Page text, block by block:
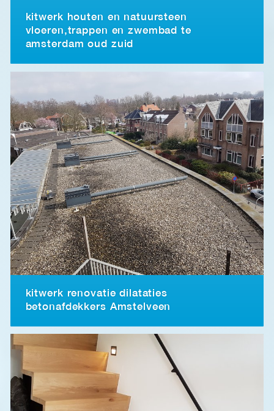
kitwerk houten en natuursteen
vloeren,trappen en zwembad te
amsterdam oud zuid
kitwerk renovatie dilataties
betonafdekkers Amstelveen